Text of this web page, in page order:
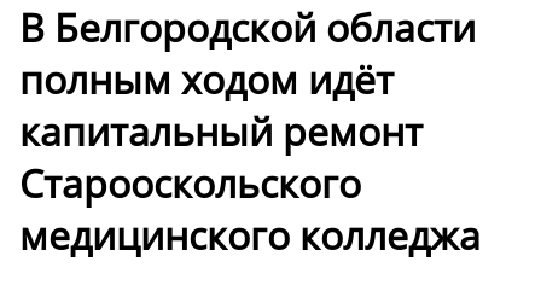
В Белгородской области
полным ходом идёт
капитальный ремонт
Старооскольского
медицинского колледжа